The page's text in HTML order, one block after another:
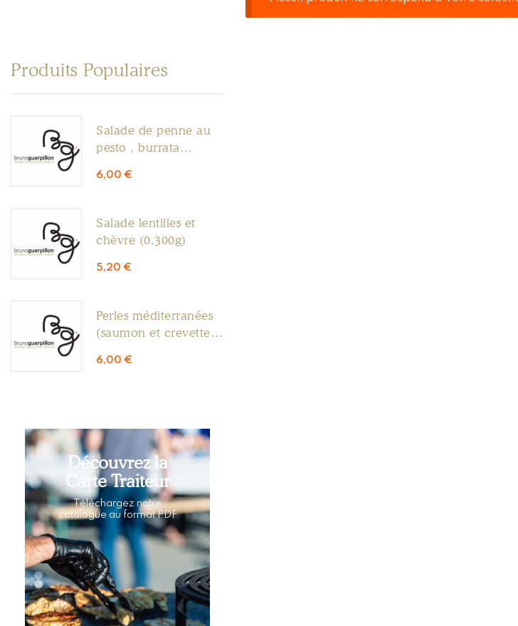
Produits Populaires
Salade de penne au
pesto , burrata
6,00 €
Salade lentilles et
chèvre (0.300g)
5,20 €
Perles méditerranées
(saumon et crevettes
6,00 €
Découvrez la
Carte Traiteur
Téléchargez notre
catalogue au format PDF